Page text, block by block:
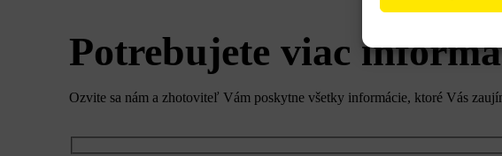
Potrebujete viac
Ozvite sa nám a zhotoviteľ Vám poskytne všetky informácie, ktoré Vás